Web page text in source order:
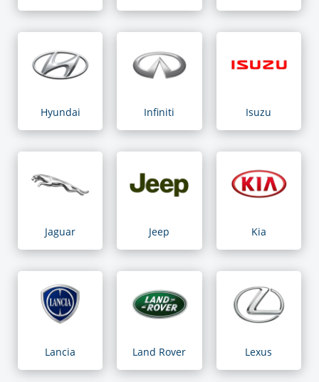
Hyundai Infiniti Isuzu
Jaguar Jeep Kia
Lancia Land Rover Lexus